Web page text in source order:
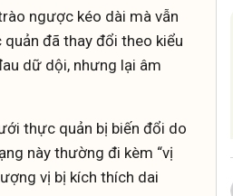
ngược kéo dài mà vẫn
đã thay đổi theo kiểu
dữ dội, nhưng lại âm
thực quản bị biến đổi do
này thường đi kèm “vị
vị bị kích thích dai